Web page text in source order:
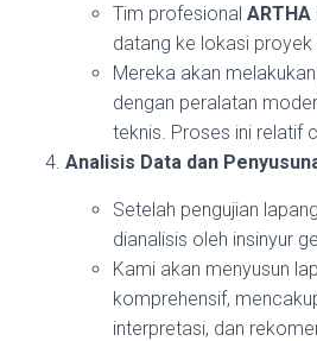
Tim profesional ARTHA
datang ke lokasi proyek
Mereka akan
dengan peralatan
teknis. Proses ini relatif
Analisis Data dan
Setelah pengujian
dianalisis oleh insinyur
Kami akan menyusun
komprehensif,
interpretasi, dan